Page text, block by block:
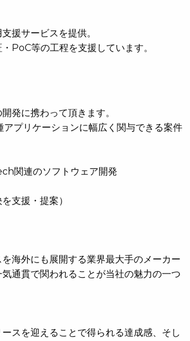
援サービスを提供。
PoC等の工程を支援しています。
発に携わって頂きます。
プリケーションに幅広く関与できる案件
関連のソフトウェア開発
支援・提案）
海外にも展開する業界最大手のメーカー
通貫で関われることが当社の魅力の一つ
スを迎えることで得られる達成感、そし